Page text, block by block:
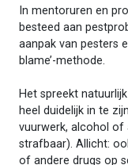
In mentoruren en
besteed aan
aanpak van pesters
blame’-methode.
Het spreekt
heel duidelijk in te
vuurwerk, alcohol of
strafbaar). Allicht:
of andere drugs op